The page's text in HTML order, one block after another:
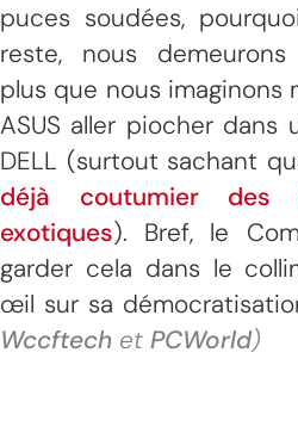
puces soudées,
reste, nous
plus que nous imaginons
ASUS aller piocher dans
DELL (surtout sachant
déjà coutumier des
exotiques). Bref, le
garder cela dans le
œil sur sa
Wccftech et PCWorld)